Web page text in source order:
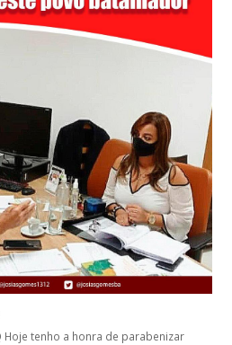
tenho a honra de parabenizar